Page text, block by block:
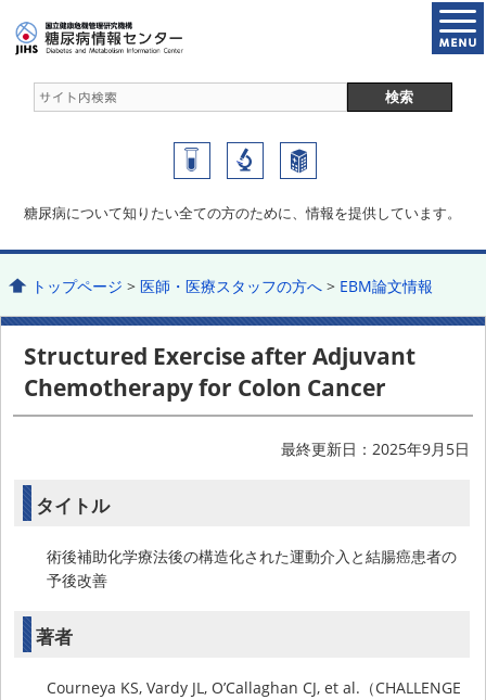
糖尿病について知りたい全ての方のために、情報を提供しています。
トップページ >医師・医療スタッフの方へ > EBM論文情報
Structured Exercise after Adjuvant
Chemotherapy for Colon Cancer
最終更新日：2025年9月5日
タイトル
術後補助化学療法後の構造化された運動介入と結腸癌患者の
予後改善
著者
Courneya KS, Vardy JL, O’Callaghan CJ, et al.（CHALLENGE